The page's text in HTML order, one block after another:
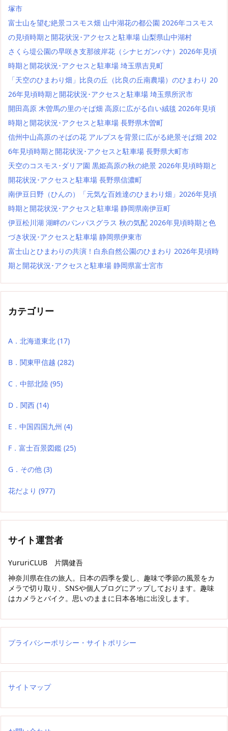
塚市
富士山を望む絶景コスモス畑 山中湖花の都公園 2026年コスモス
の見頃時期と開花状況･アクセスと駐車場 山梨県山中湖村
さくら堤公園の早咲き支那彼岸花（シナヒガンバナ）2026年見頃
時期と開花状況･アクセスと駐車場 埼玉県吉見町
「天空のひまわり畑」比良の丘（比良の丘南農場）のひまわり 20
26年見頃時期と開花状況･アクセスと駐車場 埼玉県所沢市
開田高原 木曽馬の里のそば畑 高原に広がる白い絨毯 2026年見頃
時期と開花状況･アクセスと駐車場 長野県木曽町
信州中山高原のそばの花 アルプスを背景に広がる絶景そば畑 202
6年見頃時期と開花状況･アクセスと駐車場 長野県大町市
天空のコスモス･ダリア園 黒姫高原の秋の絶景 2026年見頃時期と
開花状況･アクセスと駐車場 長野県信濃町
南伊豆日野（ひんの）「元気な百姓達のひまわり畑」2026年見頃
時期と開花状況･アクセスと駐車場 静岡県南伊豆町
伊豆松川湖 湖畔のパンパスグラス 秋の気配 2026年見頃時期と色
づき状況･アクセスと駐車場 静岡県伊東市
富士山とひまわりの共演！白糸自然公園のひまわり 2026年見頃時
期と開花状況･アクセスと駐車場 静岡県富士宮市
カテゴリー
A．北海道東北 (17)
B．関東甲信越 (282)
C．中部北陸 (95)
D．関西 (14)
E．中国四国九州 (4)
F．富士百景図鑑 (25)
G．その他 (3)
花だより (977)
サイト運営者
YururiCLUB 片隅健吾
神奈川県在住の旅人。日本の四季を愛し、趣味で季節の風景をカ
メラで切り取り、SNSや個人ブログにアップしております。趣味
はカメラとバイク。思いのままに日本各地に出没します。
プライバシーポリシー・サイトポリシー
サイトマップ